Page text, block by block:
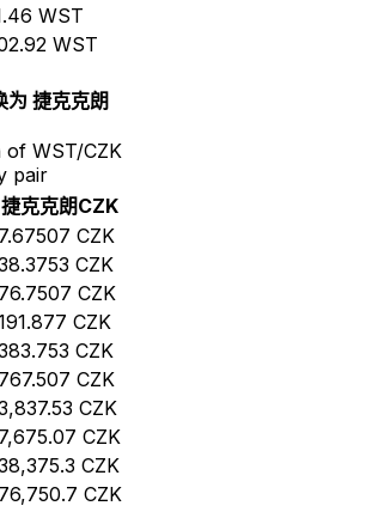
WST
WST
为 捷克克朗
of WST/CZK
pair
捷克克朗CZK
7.67507 CZK
CZK
76.7507 CZK
CZK
CZK
767.507 CZK
CZK
7,675.07 CZK
CZK
76,750.7 CZK